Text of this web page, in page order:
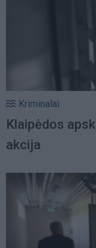
Kriminalai
Klaipėdos
akcija